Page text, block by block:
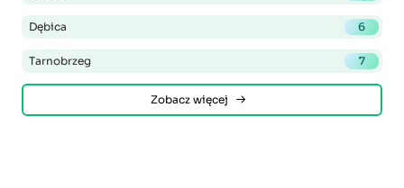
Dębica 6
Tarnobrzeg 7
Zobacz więcej